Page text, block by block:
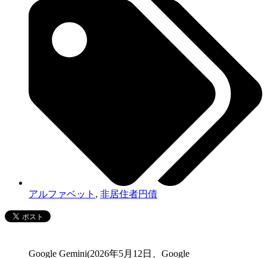
アルファベット , 非居住者円債
Google Gemini(2026年5月12日、Google